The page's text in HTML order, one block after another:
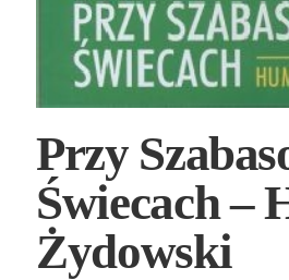
Przy
Świecach –
Żydowski